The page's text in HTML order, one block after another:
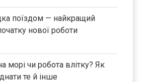
поїздом — найкращий
нової роботи
морі чи робота влітку? Як
те й інше